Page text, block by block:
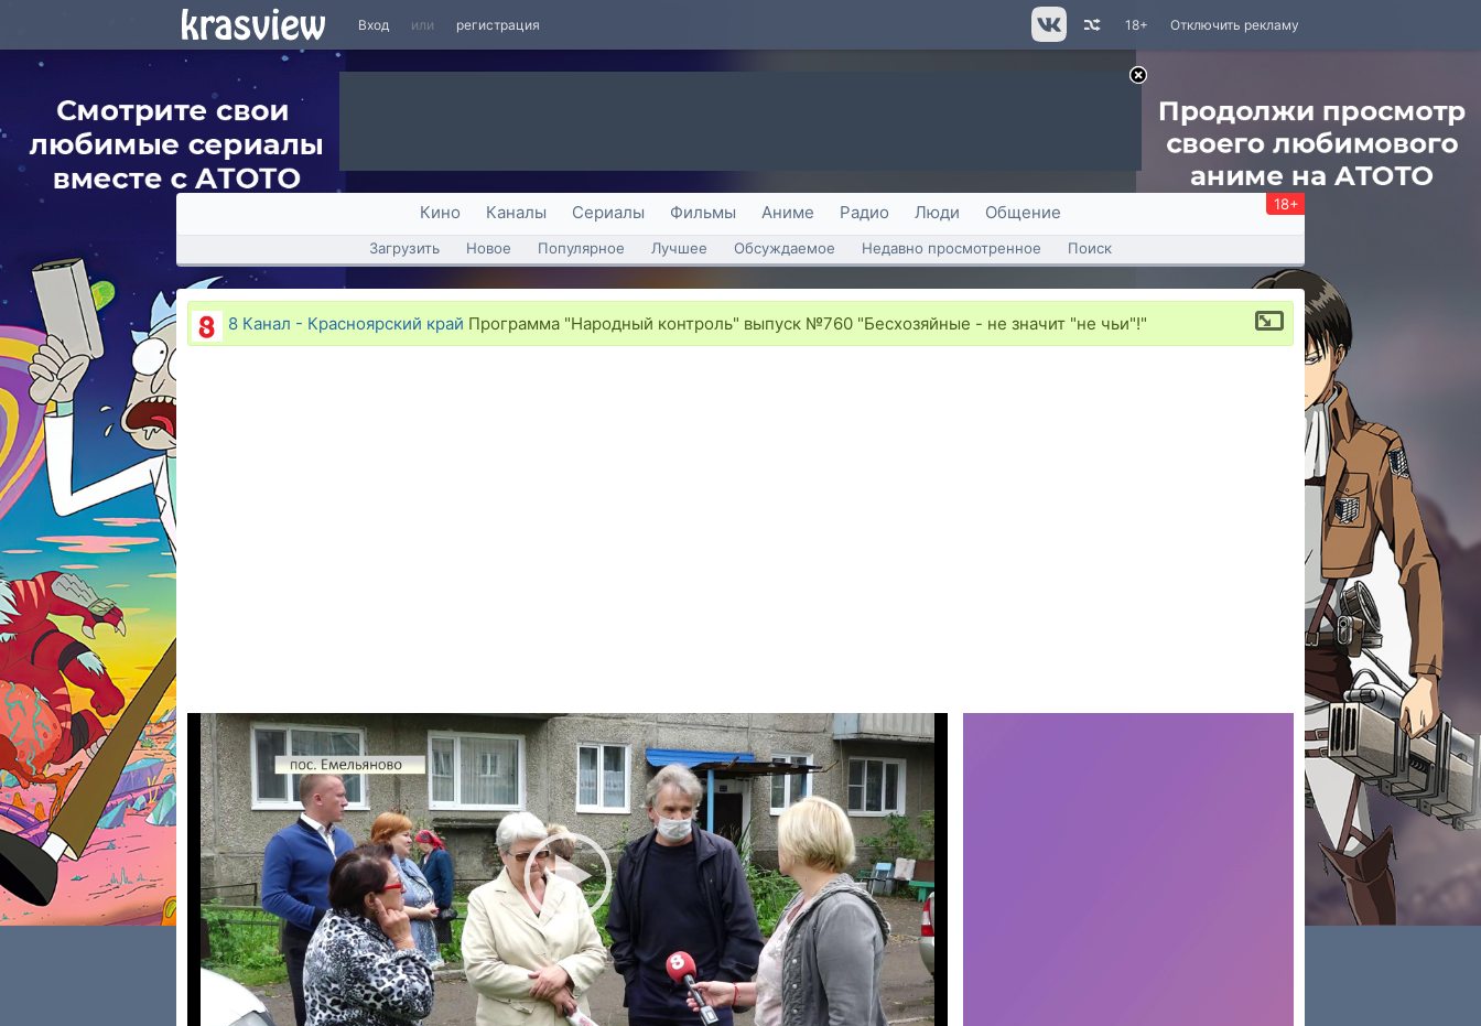
Вход или регистрация Отключить рекламу
18+
Кино Каналы Сериалы Фильмы Аниме Радио Люди Общение 18+
Загрузить Новое Популярное Лучшее Обсуждаемое Недавно просмотренное Поиск
8 Канал - Красноярский край Программа "Народный контроль" выпуск №760 "Бесхозяйные - не значит "не чьи"!"